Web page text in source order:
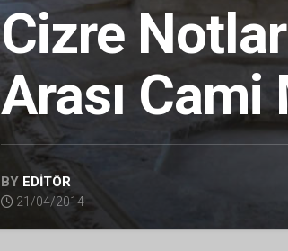
Cizre
Arası Cami
BY EDİTÖR
21/04/2014